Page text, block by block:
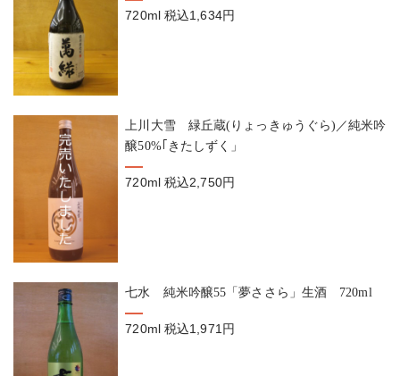
720ml 税込1,634円
上川大雪 緑丘蔵(りょっきゅうぐら)／純米吟
醸50%｢きたしずく」
720ml 税込2,750円
七水 純米吟醸55「夢ささら」生酒 720ml
720ml 税込1,971円